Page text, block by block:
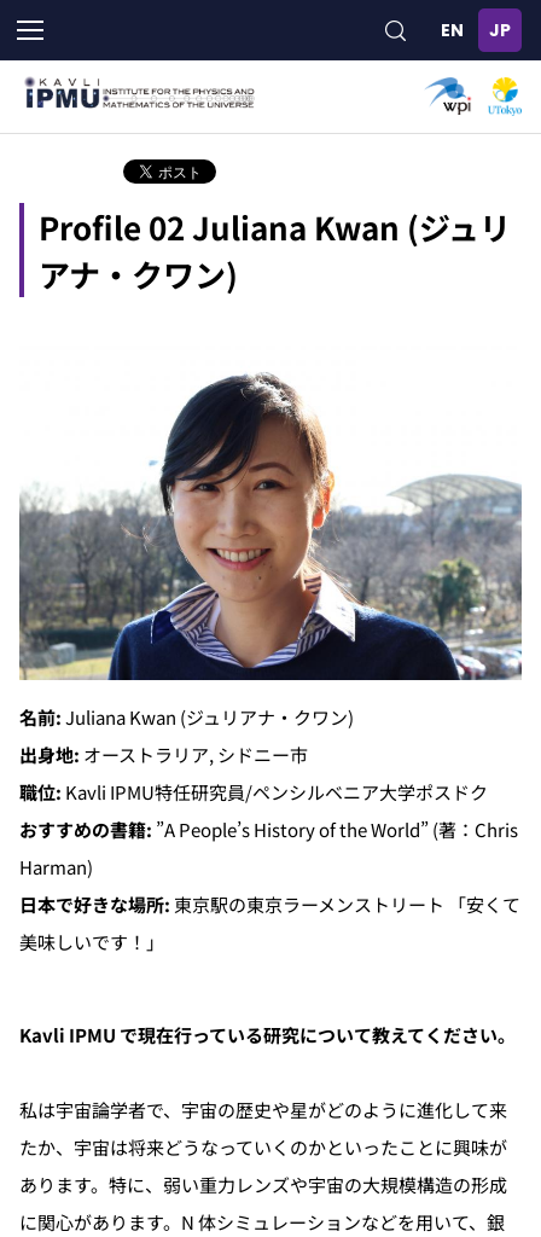
メ
イ
ン
Profile 02 Juliana Kwan (ジュリ
アナ・クワン)
名前:Juliana Kwan (ジュリアナ・クワン)
出身地: オーストラリア, シドニー市
職位: Kavli IPMU特任研究員/ペンシルベニア大学ポスドク
おすすめの書籍: ”A People’s History of the World” (著：Chris
Harman)
日本で好きな場所: 東京駅の東京ラーメンストリート 「安くて
美味しいです！」
Kavli IPMU で現在行っている研究について教えてください。
私は宇宙論学者で、宇宙の歴史や星がどのように進化して来
たか、宇宙は将来どうなっていくのかといったことに興味が
あります。特に、弱い重力レンズや宇宙の大規模構造の形成
に関心があります。N 体シミュレーションなどを用いて、銀